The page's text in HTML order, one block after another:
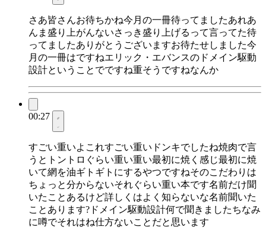
さあ皆さんお待ちかね今月の一冊待ってましたあれあ
んま盛り上がんないさっき盛り上げるって言ってた待
ってましたありがとうございますお待たせしました今
月の一冊はですねエリック・エバンスのドメイン駆動
設計ということでですね重そうですねなんか
00:27
すごい重いよこれすごい重いドンキでしたね焼肉で言
うとトントロぐらい重い重い最初に焼く感じ最初に焼
いて網を油ギトギトにするやつですねそのこだわりは
ちょっと分からないそれぐらい重い本です名前だけ聞
いたことあるけど詳しくはよく知らないな名前聞いた
ことあります?ドメイン駆動設計何で聞きましたちなみ
に噂でそれはね仕方ないことだと思います